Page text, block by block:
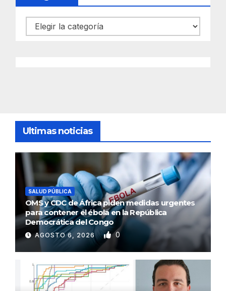
Categorías
Ultimas noticias
SALUD PÚBLICA
OMS y CDC de África piden medidas urgentes
para contener el ébola en la República
Democrática del Congo
AGOSTO 6, 2026 0